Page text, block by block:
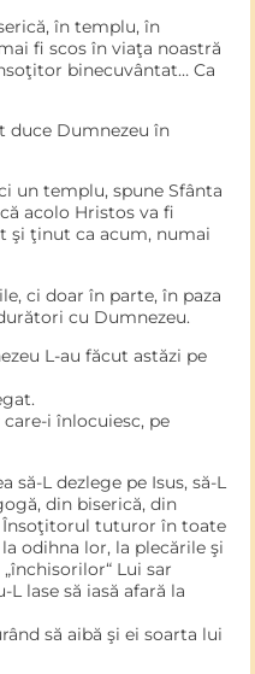
în templu, în
fi scos în viaţa noastră
binecuvântat… Ca
duce Dumnezeu în
un templu, spune Sfânta
acolo Hristos va fi
şi ţinut ca acum, numai
ci doar în parte, în paza
cu Dumnezeu.
L-au făcut astăzi pe
i înlocuiesc, pe
să-L dezlege pe Isus, să-L
din biserică, din
Însoţitorul tuturor în toate
odihna lor, la plecările şi
Lui sar
lase să iasă afară la
să aibă şi ei soarta lui